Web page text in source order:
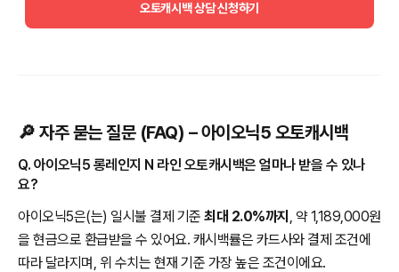
오토캐시백 상담 신청하기
🔎 자주 묻는 질문 (FAQ) – 아이오닉5 오토캐시백
Q. 아이오닉5 롱레인지 N 라인 오토캐시백은 얼마나 받을 수 있나
요?
아이오닉5은(는) 일시불 결제 기준 최대 2.0%까지 , 약 1,189,000원
을 현금으로 환급받을 수 있어요. 캐시백률은 카드사와 결제 조건에
따라 달라지며, 위 수치는 현재 기준 가장 높은 조건이에요.